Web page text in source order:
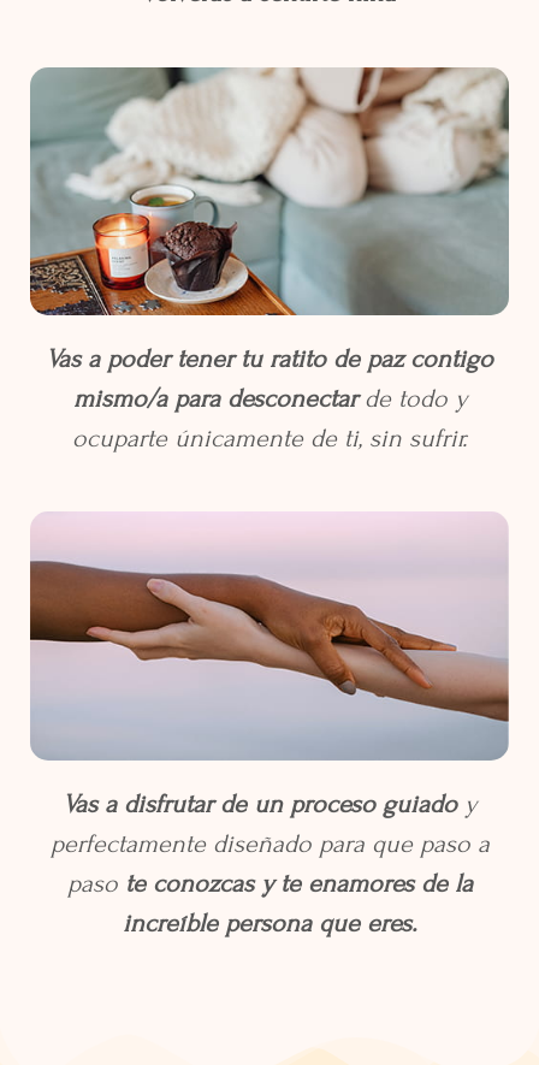
Vas a poder tener tu ratito de paz contigo
mismo/a para desconectarde todo y
ocuparte únicamente de ti, sin sufrir.
Vas a disfrutar de un proceso guiadoy
perfectamente diseñado para que paso a
paso te conozcas y te enamores de la
increíble persona que eres.